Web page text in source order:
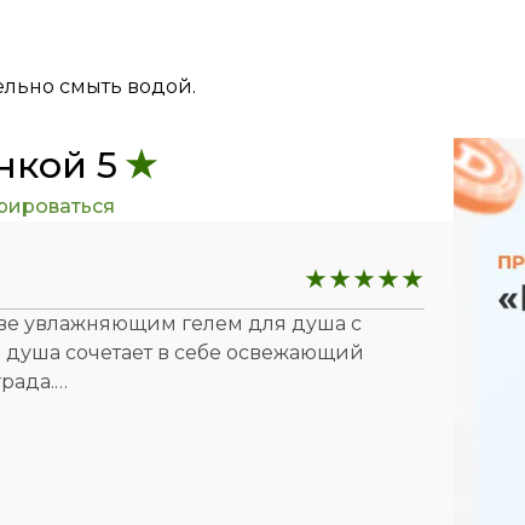
смыть водой.
5
увлажняющим гелем для душа с
душа сочетает в себе освежающий
компонентами, которые помогают
очищение без пересушивания,